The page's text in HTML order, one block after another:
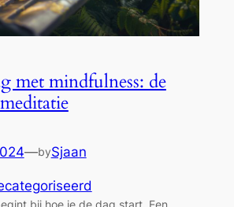
met mindfulness: de
—bySjaan
bij hoe je de dag start. Een